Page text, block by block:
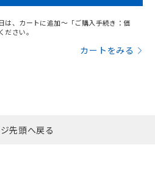
は、カートに追加～「ご購入手続き：価
さい。
カートをみる
先頭へ戻る